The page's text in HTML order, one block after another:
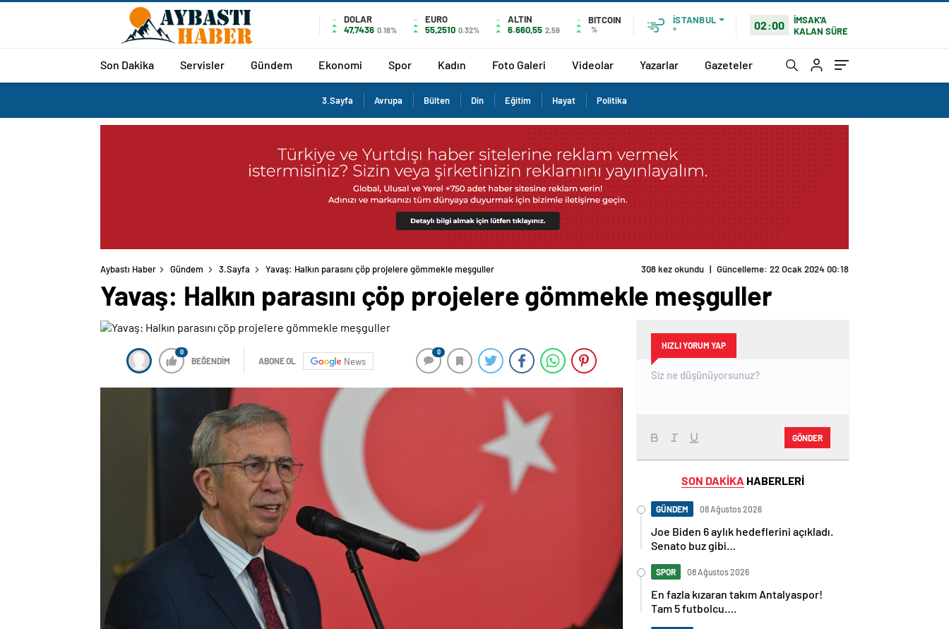
DOLAR
47,7436 0.18%
EURO
55,2510 0.32%
ALTIN
6.660,55 2,59
BITCOIN
%
İSTANBUL
°
02:00
İMSAK'A
KALAN SÜRE
Son Dakika Servisler Gündem Ekonomi Spor Kadın Foto Galeri Videolar Yazarlar Gazeteler
3.Sayfa Avrupa Bülten Din Eğitim Hayat Politika
Aybastı Haber Gündem 3.Sayfa Yavaş: Halkın parasını çöp projelere gömmekle meşguller 308 kez okundu | Güncelleme: 22 Ocak 2024 00:18
Yavaş: Halkın parasını çöp projelere gömmekle meşguller
0
BEĞENDİM ABONE OL News
0
HIZLI YORUM YAP
GÖNDER
SON DAKİKA HABERLERİ
GÜNDEM 08 Ağustos 2026
Joe Biden 6 aylık hedeflerini açıkladı.
Senato buz gibi…
SPOR 08 Ağustos 2026
En fazla kızaran takım Antalyaspor!
Tam 5 futbolcu….